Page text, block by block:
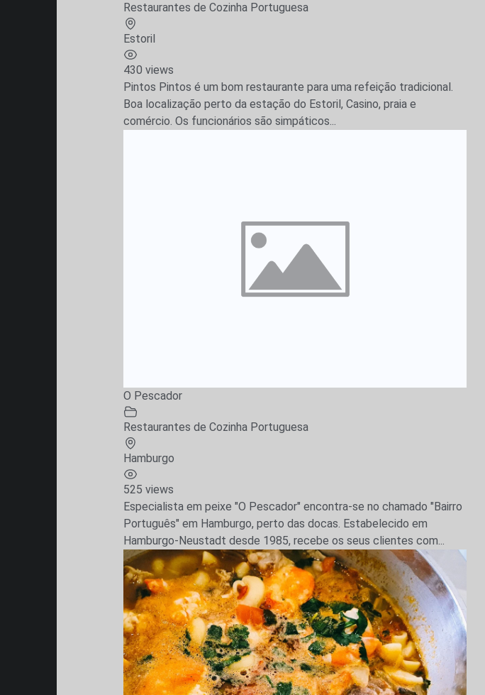
Restaurantes de Cozinha Portuguesa
Estoril
430 views
Pintos Pintos é um bom restaurante para uma refeição tradicional.
Boa localização perto da estação do Estoril, Casino, praia e
comércio. Os funcionários são simpáticos...
O Pescador
Restaurantes de Cozinha Portuguesa
Hamburgo
525 views
Especialista em peixe "O Pescador" encontra-se no chamado "Bairro
Português" em Hamburgo, perto das docas. Estabelecido em
Hamburgo-Neustadt desde 1985, recebe os seus clientes com...